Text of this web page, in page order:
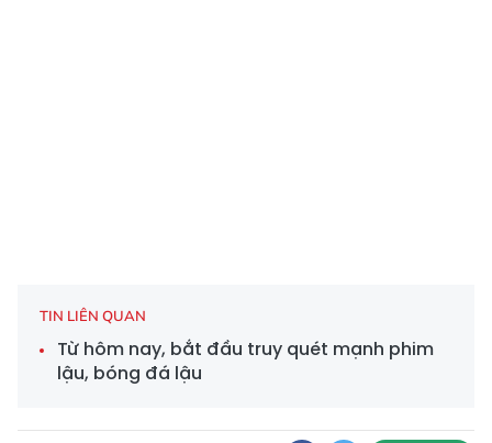
TIN LIÊN QUAN
Từ hôm nay, bắt đầu truy quét mạnh phim
lậu, bóng đá lậu